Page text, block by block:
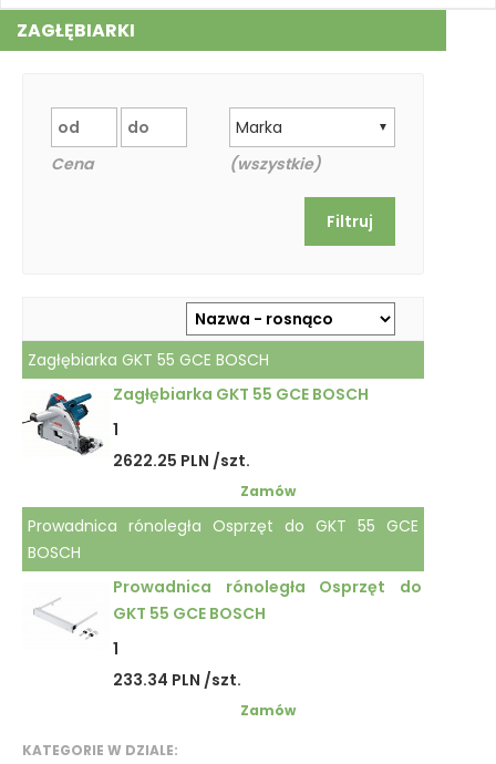
ZAGŁĘBIARKI
KATEGORIE W DZIALE:
Cena
▼
Marka
(wszystkie)
Zagłębiarka GKT 55 GCE BOSCH
Zagłębiarka GKT 55 GCE BOSCH
1
2622.25 PLN /szt.
Zamów
Prowadnica rónoległa Osprzęt do GKT 55 GCE
BOSCH
Prowadnica rónoległa Osprzęt do
GKT 55 GCE BOSCH
1
233.34 PLN /szt.
Zamów